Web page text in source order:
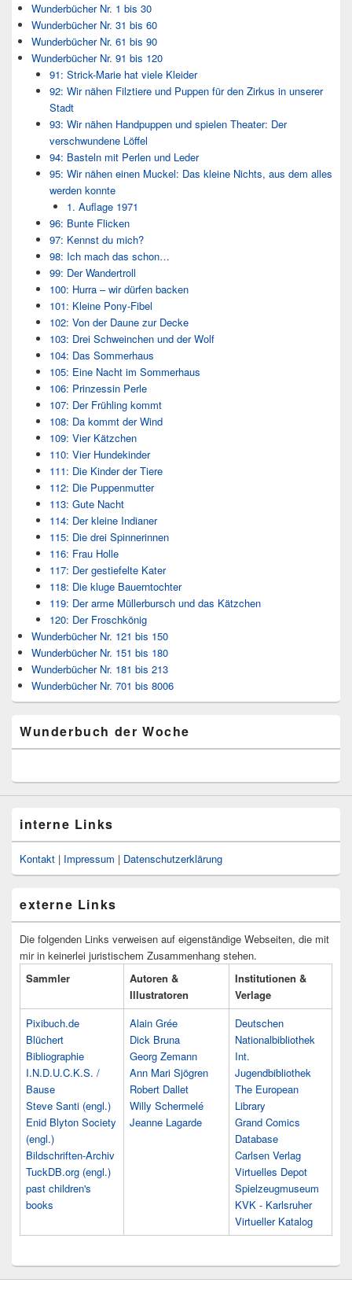
Wunderbücher Nr. 1 bis 30
Wunderbücher Nr. 31 bis 60
Wunderbücher Nr. 61 bis 90
Wunderbücher Nr. 91 bis 120
91: Strick-Marie hat viele Kleider
92: Wir nähen Filztiere und Puppen für den Zirkus in unserer
Stadt
93: Wir nähen Handpuppen und spielen Theater: Der
verschwundene Löffel
94: Basteln mit Perlen und Leder
95: Wir nähen einen Muckel: Das kleine Nichts, aus dem alles
werden konnte
1. Auflage 1971
96: Bunte Flicken
97: Kennst du mich?
98: Ich mach das schon…
99: Der Wandertroll
100: Hurra – wir dürfen backen
101: Kleine Pony-Fibel
102: Von der Daune zur Decke
103: Drei Schweinchen und der Wolf
104: Das Sommerhaus
105: Eine Nacht im Sommerhaus
106: Prinzessin Perle
107: Der Frühling kommt
108: Da kommt der Wind
109: Vier Kätzchen
110: Vier Hundekinder
111: Die Kinder der Tiere
112: Die Puppenmutter
113: Gute Nacht
114: Der kleine Indianer
115: Die drei Spinnerinnen
116: Frau Holle
117: Der gestiefelte Kater
118: Die kluge Bauerntochter
119: Der arme Müllerbursch und das Kätzchen
120: Der Froschkönig
Wunderbücher Nr. 121 bis 150
Wunderbücher Nr. 151 bis 180
Wunderbücher Nr. 181 bis 213
Wunderbücher Nr. 701 bis 8006
Wunderbuch der Woche
interne Links
Kontakt | Impressum | Datenschutzerklärung
externe Links
Die folgenden Links verweisen auf eigenständige Webseiten, die mit
mir in keinerlei juristischem Zusammenhang stehen.
Sammler
Autoren &
Illustratoren
Institutionen &
Verlage
Pixibuch.de
Blüchert
Bibliographie
I.N.D.U.C.K.S. /
Bause
Steve Santi (engl.)
Enid Blyton Society
(engl.)
Bildschriften-Archiv
TuckDB.org (engl.)
past children's
books
Alain Grée
Dick Bruna
Georg Zemann
Ann Mari Sjögren
Robert Dallet
Willy Schermelé
Jeanne Lagarde
Deutschen
Nationalbibliothek
Int.
Jugendbibliothek
The European
Library
Grand Comics
Database
Carlsen Verlag
Virtuelles Depot
Spielzeugmuseum
KVK - Karlsruher
Virtueller Katalog